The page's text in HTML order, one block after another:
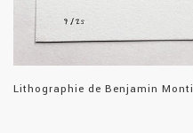
Lithographie de Benjamin Monti